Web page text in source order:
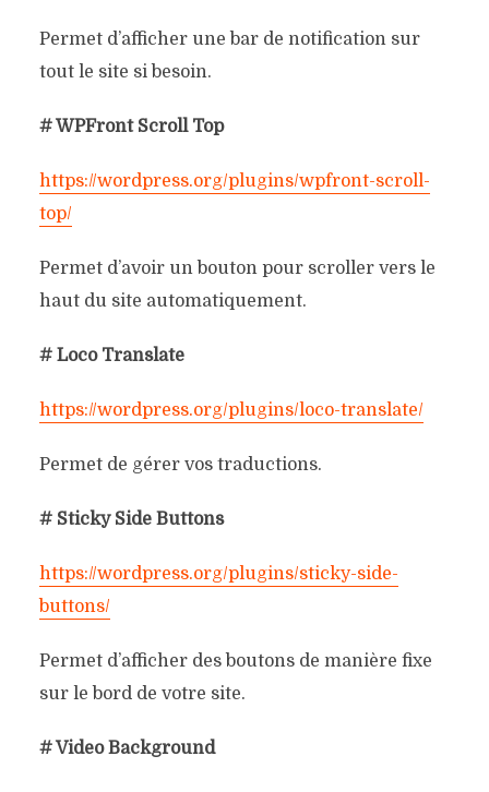
Permet d’afficher une bar de notification sur
tout le site si besoin.
# WPFront Scroll Top
https://wordpress.org/plugins/wpfront-scroll-
top/
Permet d’avoir un bouton pour scroller vers le
haut du site automatiquement.
# Loco Translate
https://wordpress.org/plugins/loco-translate/
Permet de gérer vos traductions.
# Sticky Side Buttons
https://wordpress.org/plugins/sticky-side-
buttons/
Permet d’afficher des boutons de manière fixe
sur le bord de votre site.
# Video Background